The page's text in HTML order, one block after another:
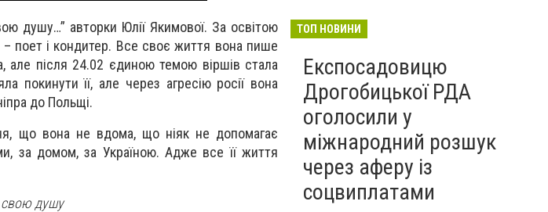
душу…” авторки Юлії Якимової. За освітою
– поет і кондитер. Все своє життя вона пише
але після 24.02 єдиною темою віршів стала
покинути її, але через агресію росії вона
до Польщі.
що вона не вдома, що ніяк не допомагає
за домом, за Україною. Адже все її життя
свою душу
ТОП НОВИНИ
Експосадовицю
Дрогобицької РДА
оголосили у
міжнародний розшук
через аферу із
соцвиплатами